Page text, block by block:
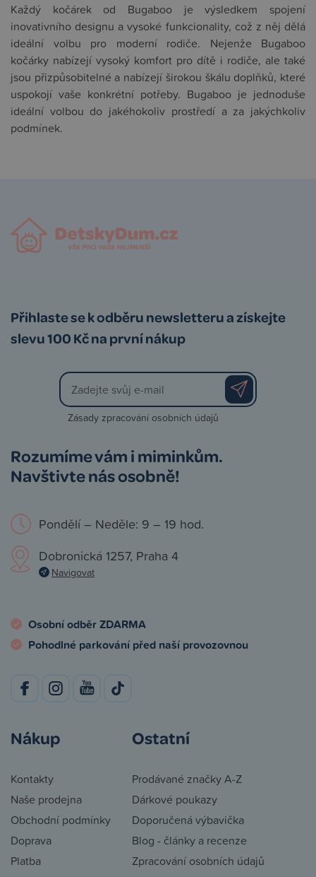
Každý kočárek od Bugaboo je výsledkem spojení
inovativního designu a vysoké funkcionality, což z něj dělá
ideální volbu pro moderní rodiče. Nejenže Bugaboo
kočárky nabízejí vysoký komfort pro dítě i rodiče, ale také
jsou přizpůsobitelné a nabízejí širokou škálu doplňků, které
uspokojí vaše konkrétní potřeby. Bugaboo je jednoduše
ideální volbou do jakéhokoliv prostředí a za jakýchkoliv
podmínek.
Přihlaste se k odběru newsletteru a získejte
slevu 100 Kč na první nákup
Zásady zpracování osobních údajů
Rozumíme vám i miminkům.
Navštivte nás osobně!
Pondělí – Neděle: 9 – 19 hod.
Dobronická 1257, Praha 4
Navigovat
Osobní odběr ZDARMA
Pohodlné parkování před naší provozovnou
Nákup
Kontakty
Naše prodejna
Obchodní podmínky
Doprava
Platba
Ostatní
Prodávané značky A-Z
Dárkové poukazy
Doporučená výbavička
Blog - články a recenze
Zpracování osobních údajů